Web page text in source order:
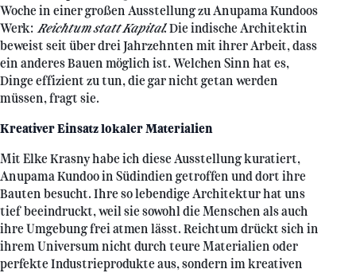
Woche in einer großen Ausstellung zu Anupama Kundoos
Werk: Reichtum statt Kapital. Die indische Architektin
beweist seit über drei Jahrzehnten mit ihrer Arbeit, dass
ein anderes Bauen möglich ist. Welchen Sinn hat es,
Dinge effizient zu tun, die gar nicht getan werden
müssen, fragt sie.
Kreativer Einsatz lokaler Materialien
Mit Elke Krasny habe ich diese Ausstellung kuratiert,
Anupama Kundoo in Südindien getroffen und dort ihre
Bauten besucht. Ihre so lebendige Architektur hat uns
tief beeindruckt, weil sie sowohl die Menschen als auch
ihre Umgebung frei atmen lässt. Reichtum drückt sich in
ihrem Universum nicht durch teure Materialien oder
perfekte Industrieprodukte aus, sondern im kreativen